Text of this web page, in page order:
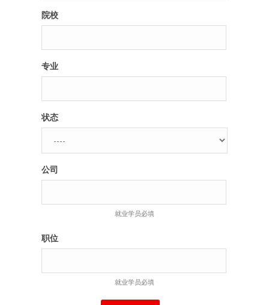
院校
专业
状态
公司
就业学员必填
职位
就业学员必填